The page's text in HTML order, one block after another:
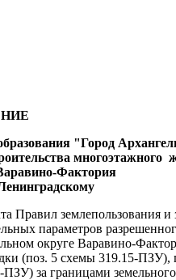
"Город
Фактория
Правил землепользования
параметров
округе Варавино-
(поз. 5 схемы 319.15-
за границами